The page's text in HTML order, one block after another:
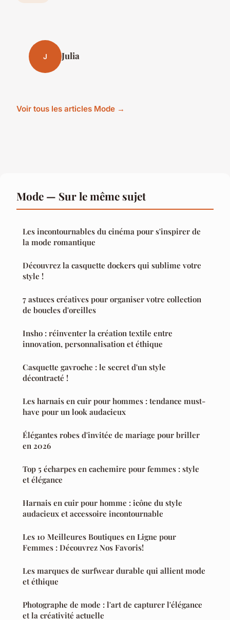
J Julia
Voir tous les articles Mode →
Mode — Sur le même sujet
Les incontournables du cinéma pour s'inspirer de
la mode romantique
Découvrez la casquette dockers qui sublime votre
style !
7 astuces créatives pour organiser votre collection
de boucles d'oreilles
Insho : réinventer la création textile entre
innovation, personnalisation et éthique
Casquette gavroche : le secret d'un style
décontracté !
Les harnais en cuir pour hommes : tendance must-
have pour un look audacieux
Élégantes robes d'invitée de mariage pour briller
en 2026
Top 5 écharpes en cachemire pour femmes : style
et élégance
Harnais en cuir pour homme : icône du style
audacieux et accessoire incontournable
Les 10 Meilleures Boutiques en Ligne pour
Femmes : Découvrez Nos Favoris!
Les marques de surfwear durable qui allient mode
et éthique
Photographe de mode : l'art de capturer l'élégance
et la créativité actuelle